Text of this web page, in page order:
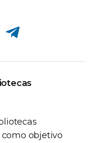
Compartir en Telegram
objetivo